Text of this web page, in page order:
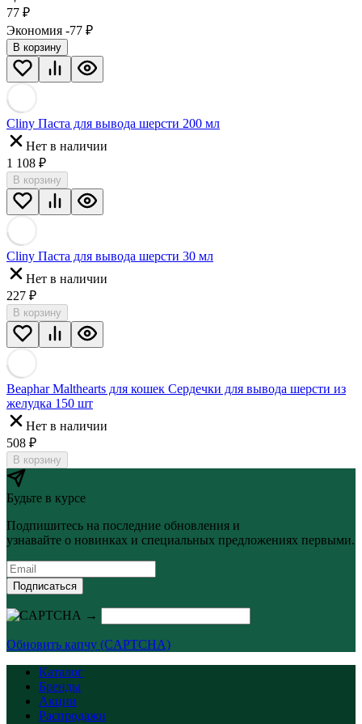
77 ₽
Экономия -77 ₽
В корзину
Cliny Паста для вывода шерсти 200 мл
Нет в наличии
1 108 ₽
В корзину
Cliny Паста для вывода шерсти 30 мл
Нет в наличии
227 ₽
В корзину
Beaphar Malthearts для кошек Сердечки для вывода шерсти из
желудка 150 шт
Нет в наличии
508 ₽
В корзину
Будьте в курсе
Подпишитесь на последние обновления и
узнавайте о новинках и специальных предложениях первыми.
Подписаться
→
Обновить капчу (CAPTCHA)
Каталог
Бренды
Акции
Распродажи